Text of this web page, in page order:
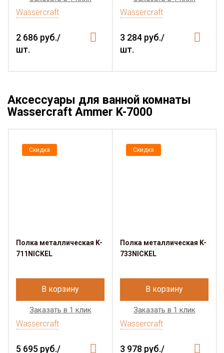
Wassercraft
2 686 руб./
шт.
Wassercraft
3 284 руб./
шт.
Аксессуары для ванной комнаты
Wassercraft Ammer K-7000
Скидка
Полка металлическая K-
711NICKEL
В корзину
Заказать в 1 клик
Wassercraft
5 695 руб./
Скидка
Полка металлическая K-
733NICKEL
В корзину
Заказать в 1 клик
Wassercraft
3 978 руб./